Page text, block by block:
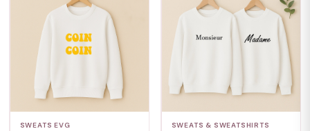
SWEATS EVG
SWEATS & SWEATSHIRTS